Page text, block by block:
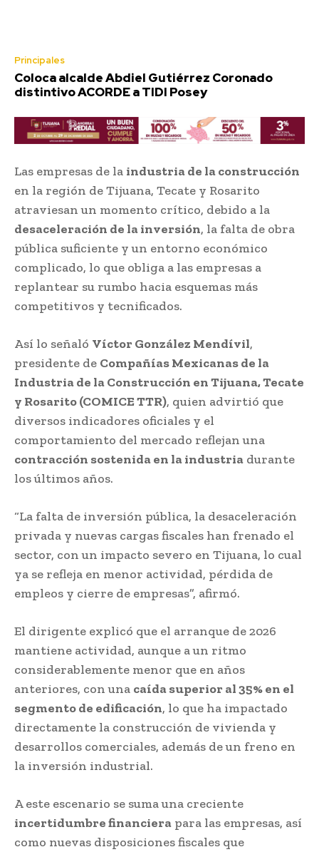
Principales
Coloca alcalde Abdiel Gutiérrez Coronado
distintivo ACORDE a TIDI Posey
Las empresas de la industria de la construcción
en la región de Tijuana, Tecate y Rosarito
atraviesan un momento crítico, debido a la
desaceleración de la inversión, la falta de obra
pública suficiente y un entorno económico
complicado, lo que obliga a las empresas a
replantear su rumbo hacia esquemas más
competitivos y tecnificados.
Así lo señaló Víctor González Mendívil,
presidente de Compañías Mexicanas de la
Industria de la Construcción en Tijuana, Tecate
y Rosarito (COMICE TTR), quien advirtió que
diversos indicadores oficiales y el
comportamiento del mercado reflejan una
contracción sostenida en la industria durante
los últimos años.
“La falta de inversión pública, la desaceleración
privada y nuevas cargas fiscales han frenado el
sector, con un impacto severo en Tijuana, lo cual
ya se refleja en menor actividad, pérdida de
empleos y cierre de empresas”, afirmó.
El dirigente explicó que el arranque de 2026
mantiene actividad, aunque a un ritmo
considerablemente menor que en años
anteriores, con una caída superior al 35% en el
segmento de edificación, lo que ha impactado
directamente la construcción de vivienda y
desarrollos comerciales, además de un freno en
la inversión industrial.
A este escenario se suma una creciente
incertidumbre financiera para las empresas, así
como nuevas disposiciones fiscales que